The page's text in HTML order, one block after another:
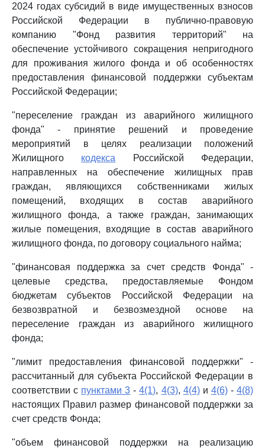
2024 годах субсидий в виде имущественных взносов
Российской Федерации в публично-правовую
компанию "Фонд развития территорий" на
обеспечение устойчивого сокращения непригодного
для проживания жилого фонда и об особенностях
предоставления финансовой поддержки субъектам
Российской Федерации;
"переселение граждан из аварийного жилищного
фонда" - принятие решений и проведение
мероприятий в целях реализации положений
Жилищного кодекса Российской Федерации,
направленных на обеспечение жилищных прав
граждан, являющихся собственниками жилых
помещений, входящих в состав аварийного
жилищного фонда, а также граждан, занимающих
жилые помещения, входящие в состав аварийного
жилищного фонда, по договору социального найма;
"финансовая поддержка за счет средств Фонда" -
целевые средства, предоставляемые Фондом
бюджетам субъектов Российской Федерации на
безвозвратной и безвозмездной основе на
переселение граждан из аварийного жилищного
фонда;
"лимит предоставления финансовой поддержки" -
рассчитанный для субъекта Российской Федерации в
соответствии с пунктами 3 -4(1), 4(3), 4(4)и 4(6)-4(8)
настоящих Правил размер финансовой поддержки за
счет средств Фонда;
"объем финансовой поддержки на реализацию